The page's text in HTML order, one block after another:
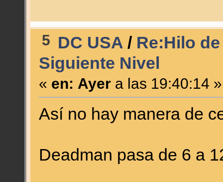
5 DC USA / Re:Hilo
Siguiente Nivel
« en: Ayera las 19:40:14 »
Así no hay manera de
Deadman pasa de 6 a